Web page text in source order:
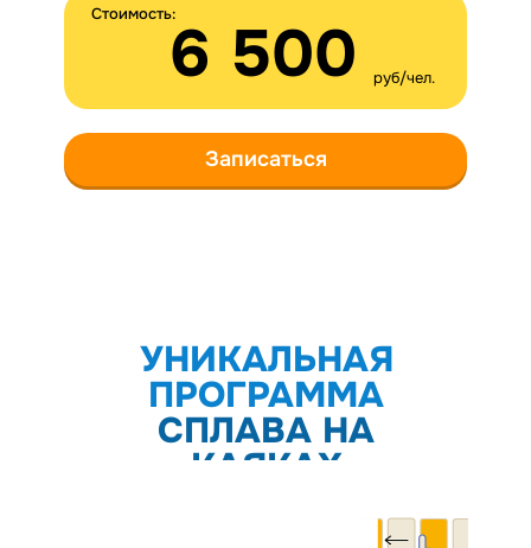
Записаться
6 500 руб/чел.
Стоимость:
УНИКАЛЬНАЯ
ПРОГРАММА
СПЛАВА НА
КАЯКАХ